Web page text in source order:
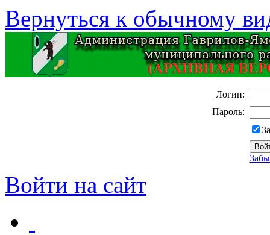
Вернуться к обычному
Логин:
Пароль:
Войти на сайт